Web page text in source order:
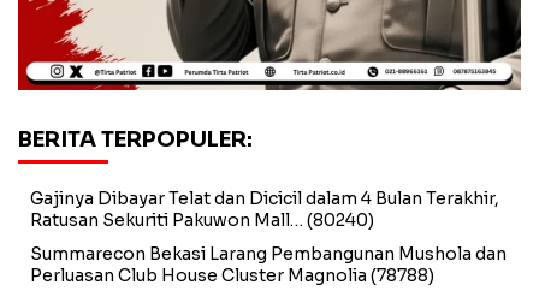
BERITA TERPOPULER:
Gajinya Dibayar Telat dan Dicicil dalam 4 Bulan Terakhir,
Ratusan Sekuriti Pakuwon Mall… (80240)
Summarecon Bekasi Larang Pembangunan Mushola dan
Perluasan Club House Cluster Magnolia (78788)